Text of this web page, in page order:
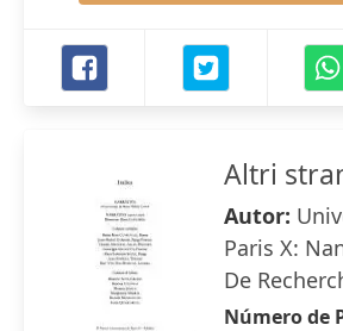
Altri
Autor:
Paris X:
De
Número de